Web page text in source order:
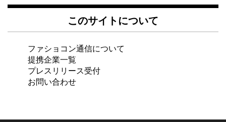
このサイトについて
ファショコン通信について
提携企業一覧
プレスリリース受付
お問い合わせ